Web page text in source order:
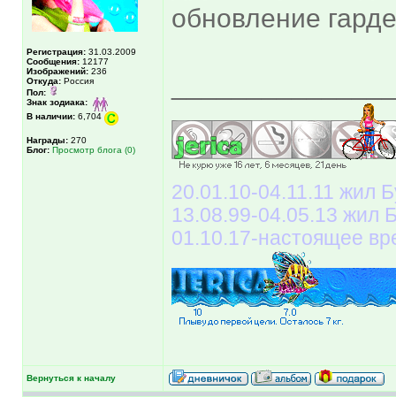
Регистрация: 31.03.2009
Сообщения: 12177
Изображений: 236
Откуда: Россия
Пол:
Знак зодиака:
В наличии: 6,704
Награды: 270
Блог: Просмотр блога (0)
обновление
20.01.10-04.11.11 жил
13.08.99-04.05.13 жил
01.10.17-настоящее
Вернуться к началу